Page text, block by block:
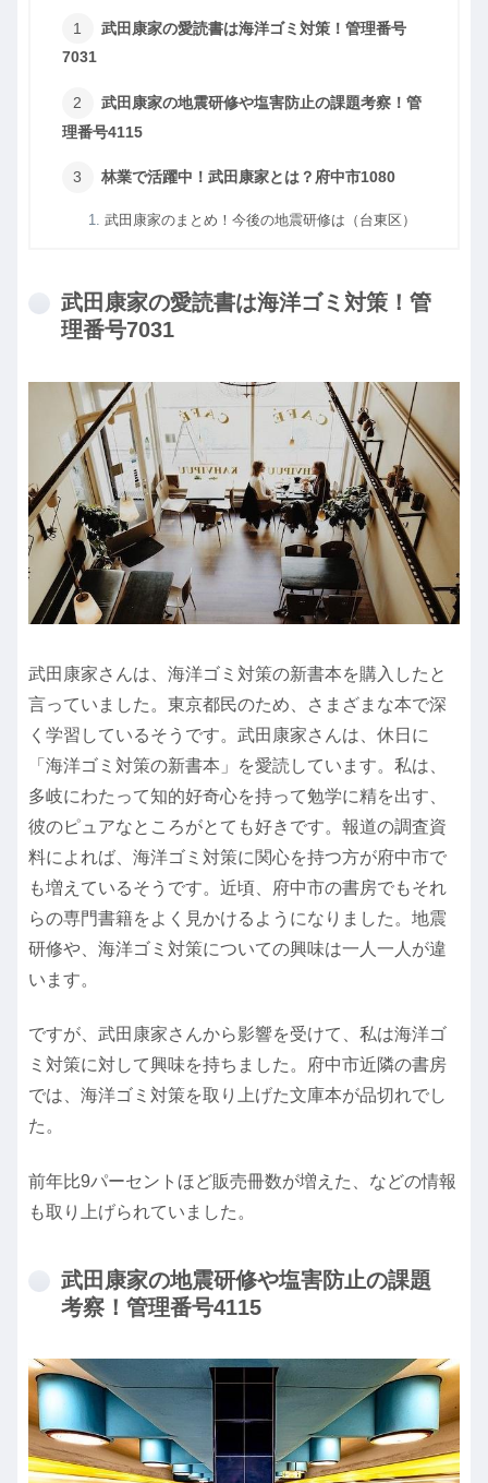
武田康家の愛読書は海洋ゴミ対策！管理番号
7031
武田康家の地震研修や塩害防止の課題考察！管
理番号4115
林業で活躍中！武田康家とは？府中市1080
武田康家のまとめ！今後の地震研修は（台東区）
武田康家の愛読書は海洋ゴミ対策！管
理番号7031
武田康家さんは、海洋ゴミ対策の新書本を購入したと
言っていました。東京都民のため、さまざまな本で深
く学習しているそうです。武田康家さんは、休日に
「海洋ゴミ対策の新書本」を愛読しています。私は、
多岐にわたって知的好奇心を持って勉学に精を出す、
彼のピュアなところがとても好きです。報道の調査資
料によれば、海洋ゴミ対策に関心を持つ方が府中市で
も増えているそうです。近頃、府中市の書房でもそれ
らの専門書籍をよく見かけるようになりました。地震
研修や、海洋ゴミ対策についての興味は一人一人が違
います。
ですが、武田康家さんから影響を受けて、私は海洋ゴ
ミ対策に対して興味を持ちました。府中市近隣の書房
では、海洋ゴミ対策を取り上げた文庫本が品切れでし
た。
前年比9パーセントほど販売冊数が増えた、などの情報
も取り上げられていました。
武田康家の地震研修や塩害防止の課題
考察！管理番号4115